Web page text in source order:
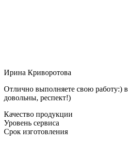
Ирина Криворотова
Отлично выполняете свою работу:)
довольны, респект!)
Качество продукции
Уровень сервиса
Срок изготовления